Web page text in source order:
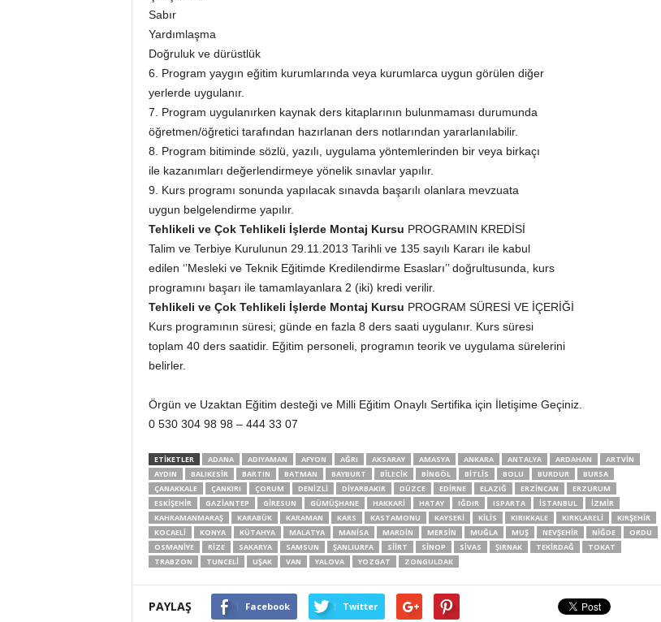
Sabır
Yardımlaşma
Doğruluk ve dürüstlük
6. Program yaygın eğitim kurumlarında veya kurumlarca uygun görülen diğer
yerlerde uygulanır.
7. Program uygulanırken kaynak ders kitaplarının bulunmaması durumunda
öğretmen/öğretici tarafından hazırlanan ders notlarından yararlanılabilir.
8. Program bitiminde sözlü, yazılı, uygulama yöntemlerinden bir veya birkaçı
ile kazanımları değerlendirmeye yönelik sınavlar yapılır.
9. Kurs programı sonunda yapılacak sınavda başarılı olanlara mevzuata
uygun belgelendirme yapılır.
Tehlikeli ve Çok Tehlikeli İşlerde Montaj Kursu PROGRAMIN KREDİSİ
Talim ve Terbiye Kurulunun 29.11.2013 Tarihli ve 135 sayılı Kararı ile kabul
edilen ‘’Mesleki ve Teknik Eğitimde Kredilendirme Esasları’’ doğrultusunda, kurs
programını başarı ile tamamlayanlara 2 (iki) kredi verilir.
Tehlikeli ve Çok Tehlikeli İşlerde Montaj Kursu PROGRAM SÜRESİ VE İÇERİĞİ
Kurs programının süresi; günde en fazla 8 ders saati uygulanır. Kurs süresi
toplam 40 ders saatidir. Eğitim personeli, programın teorik ve uygulama sürelerini
belirler.
Örgün ve Uzaktan Eğitim desteği ve Milli Eğitim Onaylı Sertifika için İletişime Geçiniz.
0 530 304 98 98 – 444 33 07
ETİKETLER ADANA ADIYAMAN AFYON AĞRI AKSARAY AMASYA ANKARA ANTALYA ARDAHAN
ARTVIN
AYDIN
BALIKESIR BARTIN BATMAN BAYBURT BILECIK BINGÖL BITLIS BOLU BURDUR
BURSA
ÇANAKKALE
ÇANKIRI ÇORUM DENIZLI DIYARBAKIR DÜZCE EDIRNE ELAZIĞ ERZINCAN
ERZURUM
ESKIŞEHIR
GAZIANTEP GIRESUN GÜMÜŞHANE HAKKARI HATAY IĞDIR ISPARTA İSTANBUL
İZMIR
KAHRAMANMARAŞ
KARABÜK KARAMAN KARS KASTAMONU KAYSERI KILIS KIRIKKALE KIRKLARELI
KIRŞEHIR
KOCAELI
KONYA KÜTAHYA MALATYA MANISA MARDIN MERSIN MUĞLA MUŞ NEVŞEHIR NIĞDE
ORDU
OSMANIYE
RIZE SAKARYA SAMSUN ŞANLIURFA SIIRT SINOP SIVAS ŞIRNAK TEKIRDAĞ
TOKAT
TRABZON
TUNCELI UŞAK VAN YALOVA YOZGAT ZONGULDAK
PAYLAŞ Facebook Twitter